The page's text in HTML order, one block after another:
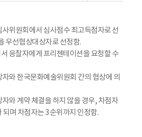
원회에서 심사점수 최고득점자로 선
우선협상대상자로 선정함.
찰자에게 프리젠테이션을 요청할 수
한국문화예술위원회 간의 협상에 의
계약 체결을 하지 않을 경우, 차점자
되며 차점자는 3순위까지 인정함.